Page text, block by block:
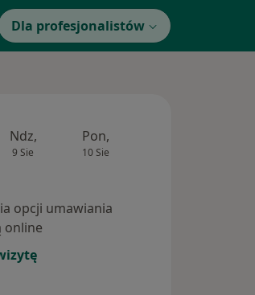
Dla profesjonalistów
Ndz,
9 Sie
Pon,
10 Sie
opcji umawiania
online